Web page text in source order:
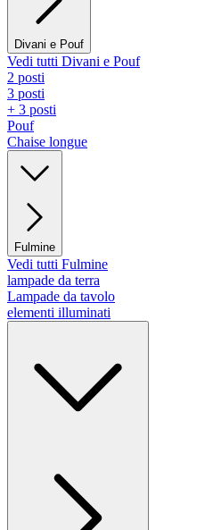
Divani e Pouf
Vedi tutti Divani e Pouf
2 posti
3 posti
+ 3 posti
Pouf
Chaise longue
Fulmine
Vedi tutti Fulmine
lampade da terra
Lampade da tavolo
elementi illuminati